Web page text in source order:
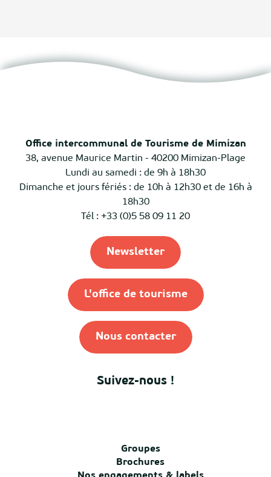
Office intercommunal de Tourisme de Mimizan
38, avenue Maurice Martin - 40200 Mimizan-Plage
Lundi au samedi : de 9h à 18h30
Dimanche et jours fériés : de 10h à 12h30 et de 16h à
18h30
Tél : +33 (0)5 58 09 11 20
Newsletter
L'office de tourisme
Nous contacter
Suivez-nous !
Groupes
Brochures